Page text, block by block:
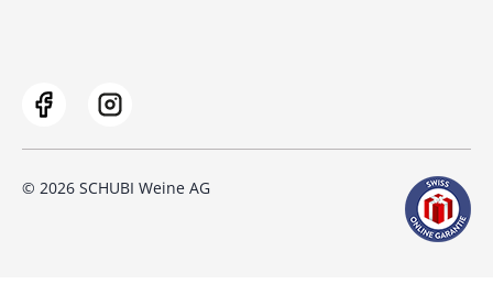
© 2026 SCHUBI Weine AG